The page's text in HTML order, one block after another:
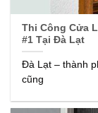
Thi Công Cửa
#1 Tại Đà Lạt
Đà Lạt – thành
cũng